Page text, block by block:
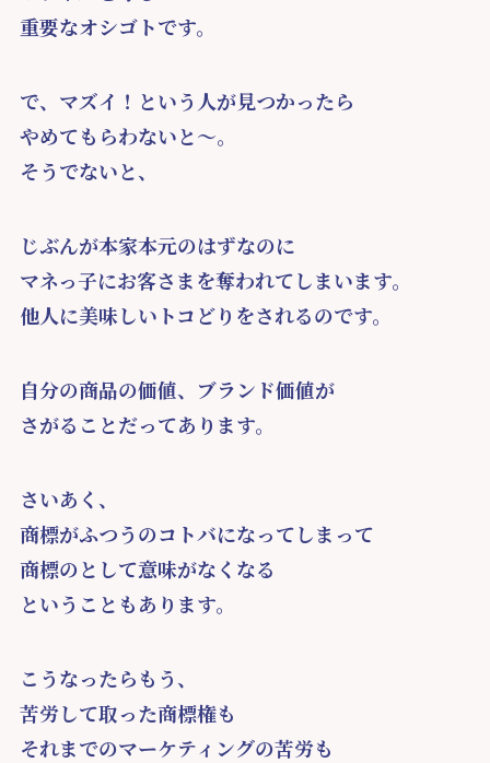
重要なオシゴトです。
で、マズイ！という人が見つかったら
やめてもらわないと～。
そうでないと、
じぶんが本家本元のはずなのに
マネっ子にお客さまを奪われてしまいます。
他人に美味しいトコどりをされるのです。
自分の商品の価値、ブランド価値が
さがることだってあります。
さいあく、
商標がふつうのコトバになってしまって
商標のとして意味がなくなる
ということもあります。
こうなったらもう、
苦労して取った商標権も
それまでのマーケティングの苦労も